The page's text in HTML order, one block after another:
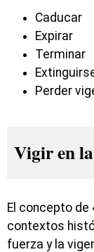
Caducar
Expirar
Terminar
Perder
Vigir en
El concepto de
contextos
fuerza y la